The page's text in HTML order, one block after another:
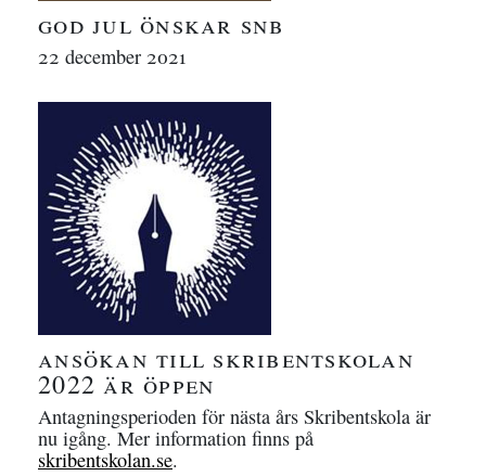
god jul önskar snb
22 december 2021
ansökan till skribentskolan
2022 är öppen
Antagningsperioden för nästa års Skribentskola är
nu igång. Mer information finns på
skribentskolan.se.